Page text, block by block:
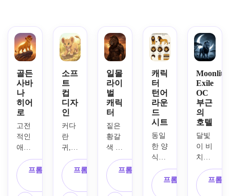
골든
사바
나
히어
로
고전
적인
애니
메이
션 사
바나
스토
프롬프트 복
소프
트
컵
디자
인
커다
란
귀,
둥근
얼굴
특징,
모래
프롬프트 복
일몰
라이
벌
캐릭
터
짙은
황갈
색 털
과 한
쪽 눈
위에
미묘
프롬프트 복
캐릭
터
턴어
라운
드
시트
동일
한 양
식화
된 사
자 캐
릭터
프롬프트 복
Moonlit
Exile
OC
부근
의
호텔
달빛
이 비
치는
사바
나에
홀로
프롬